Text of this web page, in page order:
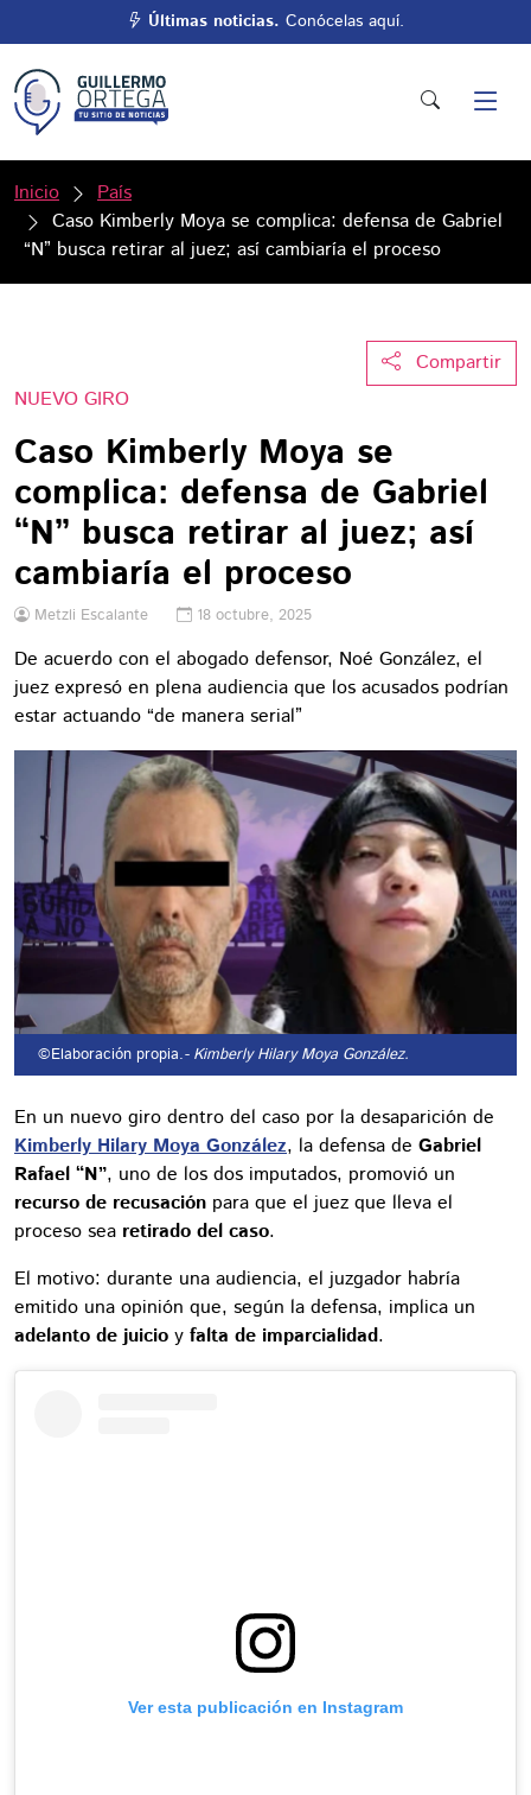
Últimas noticias. Conócelas aquí.
Inicio
País
Caso Kimberly Moya se complica: defensa de Gabriel
“N” busca retirar al juez; así cambiaría el proceso
Compartir
NUEVO GIRO
Caso Kimberly Moya se
complica: defensa de Gabriel
“N” busca retirar al juez; así
cambiaría el proceso
Metzli Escalante 18 octubre, 2025
De acuerdo con el abogado defensor, Noé González, el
juez expresó en plena audiencia que los acusados podrían
estar actuando “de manera serial”
©Elaboración propia.- Kimberly Hilary Moya González.
En un nuevo giro dentro del caso por la desaparición de
Kimberly Hilary Moya González, la defensa de Gabriel
Rafael “N”, uno de los dos imputados, promovió un
recurso de recusación para que el juez que lleva el
proceso sea retirado del caso.
El motivo: durante una audiencia, el juzgador habría
emitido una opinión que, según la defensa, implica un
adelanto de juicio y falta de imparcialidad.
Ver esta publicación en Instagram